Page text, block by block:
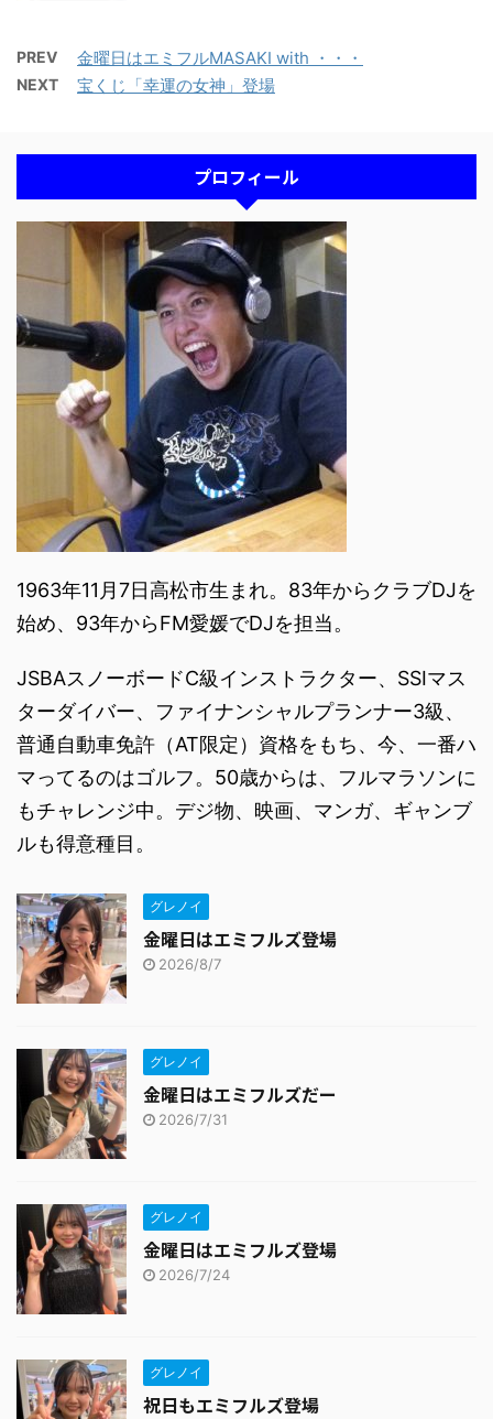
PREV 金曜日はエミフルMASAKI with ・・・
NEXT 宝くじ「幸運の女神」登場
プロフィール
1963年11月7日高松市生まれ。83年からクラブDJを
始め、93年からFM愛媛でDJを担当。
JSBAスノーボードC級インストラクター、SSIマス
ターダイバー、ファイナンシャルプランナー3級、
普通自動車免許（AT限定）資格をもち、今、一番ハ
マってるのはゴルフ。50歳からは、フルマラソンに
もチャレンジ中。デジ物、映画、マンガ、ギャンブ
ルも得意種目。
グレノイ
金曜日はエミフルズ登場
2026/8/7
グレノイ
金曜日はエミフルズだー
2026/7/31
グレノイ
金曜日はエミフルズ登場
2026/7/24
グレノイ
祝日もエミフルズ登場